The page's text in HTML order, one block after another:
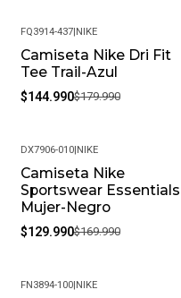
-19%
FQ3914-437| NIKE
Camiseta Nike Dri Fit
Tee Trail-Azul
$144.990$179.990
-24%
DX7906-010| NIKE
Camiseta Nike
Sportswear Essentials
Mujer-Negro
$129.990$169.990
FN3894-100| NIKE